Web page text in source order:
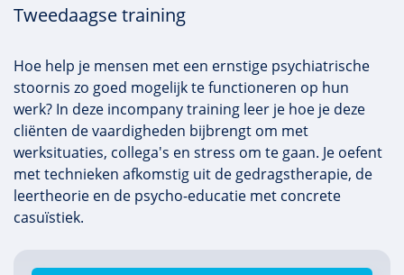
Tweedaagse training
Hoe help je mensen met een ernstige psychiatrische
stoornis zo goed mogelijk te functioneren op hun
werk? In deze incompany training leer je hoe je deze
cliënten de vaardigheden bijbrengt om met
werksituaties, collega's en stress om te gaan. Je oefent
met technieken afkomstig uit de gedragstherapie, de
leertheorie en de psycho-educatie met concrete
casuïstiek.